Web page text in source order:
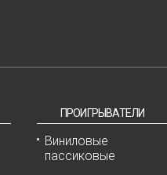
ПРОИГРЫВАТЕЛИ
Виниловые
пассиковые